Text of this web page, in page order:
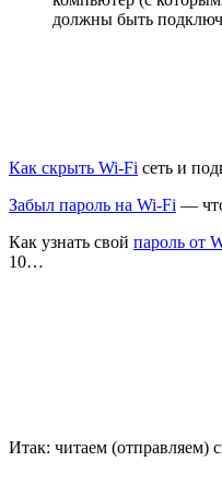
должны быть
Как скрыть Wi-Fi сеть и
Забыл пароль на Wi-Fi —
Как узнать свой пароль от
10…
Итак: читаем